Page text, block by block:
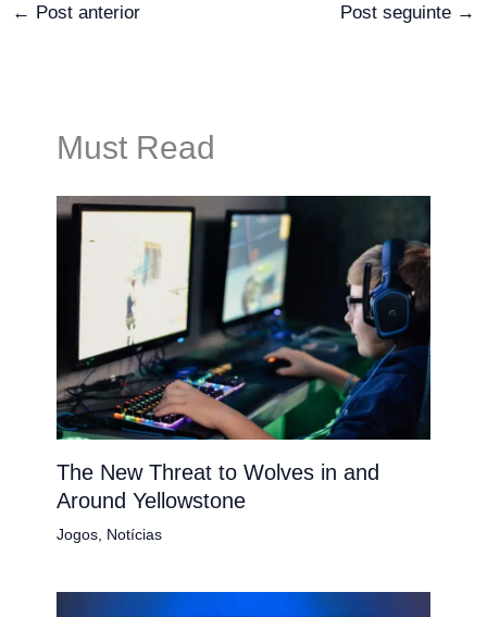
← Post anterior Post seguinte →
Must Read
The New Threat to Wolves in and
Around Yellowstone
Jogos, Notícias